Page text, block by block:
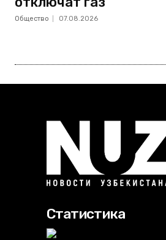
Общество 07.08.2026
Статистика